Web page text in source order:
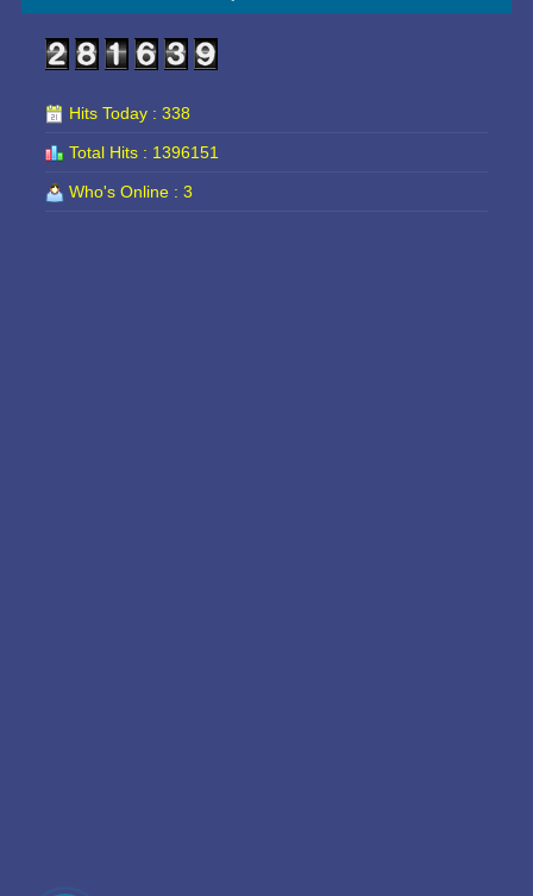
Hits Today : 338
Total Hits : 1396151
Who's Online : 3